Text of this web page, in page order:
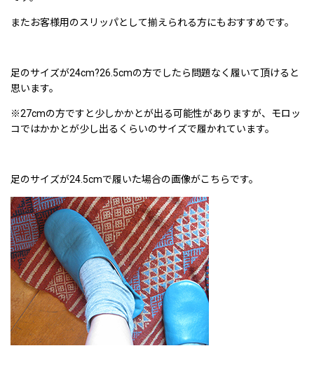
またお客様用のスリッパとして揃えられる方にもおすすめです。
足のサイズが24cm?26.5cmの方でしたら問題なく履いて頂けると
思います。
※27cmの方ですと少しかかとが出る可能性がありますが、モロッ
コではかかとが少し出るくらいのサイズで履かれています。
足のサイズが24.5cmで履いた場合の画像がこちらです。